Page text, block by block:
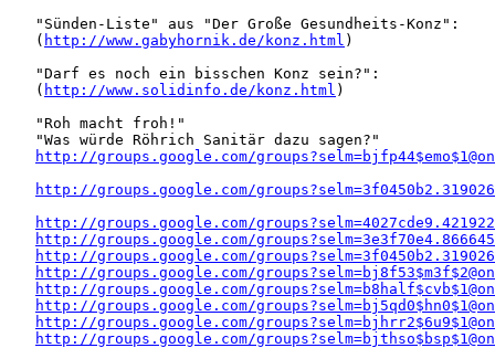
   "Sünden-Liste" aus "Der Große Gesundheits-Konz":
   (
http://www.gabyhornik.de/konz.html )
   "Darf es noch ein bisschen Konz sein?":
   (
http://www.solidinfo.de/konz.html )
   "Roh macht froh!"
   "Was würde Röhrich Sanitär dazu sagen?"
http://groups.google.com/
http://groups.google.com/
http://groups.google.com/
http://groups.google.com/
http://groups.google.com/
http://groups.google.com/
http://groups.google.com/
http://groups.google.com/
http://groups.google.com/
http://groups.google.com/